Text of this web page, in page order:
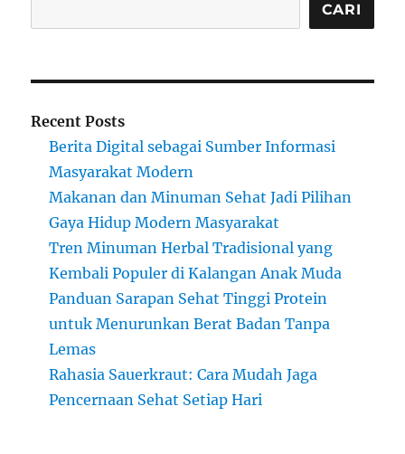
CARI
Recent Posts
Berita Digital sebagai Sumber Informasi
Masyarakat Modern
Makanan dan Minuman Sehat Jadi Pilihan
Gaya Hidup Modern Masyarakat
Tren Minuman Herbal Tradisional yang
Kembali Populer di Kalangan Anak Muda
Panduan Sarapan Sehat Tinggi Protein
untuk Menurunkan Berat Badan Tanpa
Lemas
Rahasia Sauerkraut: Cara Mudah Jaga
Pencernaan Sehat Setiap Hari